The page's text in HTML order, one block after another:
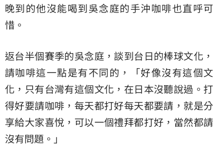
晚到的他沒能喝到吳念庭的手沖咖啡也直呼可
惜。
返台半個賽季的吳念庭，談到台日的棒球文化，
請咖啡這一點是有不同的，「好像沒有這個文
化，只有台灣有這個文化，在日本沒聽說過。打
得好要請咖啡，每天都打好每天都要請，就是分
享給大家喜悅，可以一個禮拜都打好，當然都請
沒有問題。」